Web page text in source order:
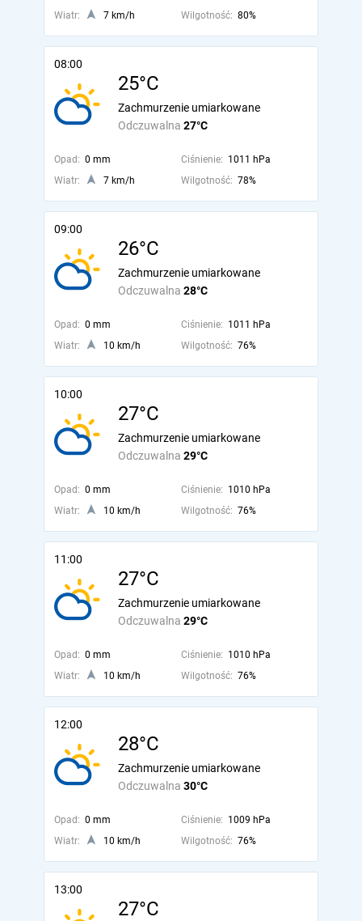
Wiatr: 7 km/h Wilgotność: 80%
08:00
25°C
Odczuwalna 27°C
Zachmurzenie umiarkowane
Opad: 0 mm Ciśnienie: 1011 hPa
Wiatr:
7 km/h Wilgotność: 78%
09:00
26°C
Odczuwalna 28°C
Zachmurzenie umiarkowane
Opad: 0 mm Ciśnienie: 1011 hPa
Wiatr:
10 km/h Wilgotność: 76%
10:00
27°C
Odczuwalna 29°C
Zachmurzenie umiarkowane
Opad: 0 mm Ciśnienie: 1010 hPa
Wiatr:
10 km/h Wilgotność: 76%
11:00
27°C
Odczuwalna 29°C
Zachmurzenie umiarkowane
Opad: 0 mm Ciśnienie: 1010 hPa
Wiatr:
10 km/h Wilgotność: 76%
12:00
28°C
Odczuwalna 30°C
Zachmurzenie umiarkowane
Opad: 0 mm Ciśnienie: 1009 hPa
Wiatr:
10 km/h Wilgotność: 76%
13:00
27°C